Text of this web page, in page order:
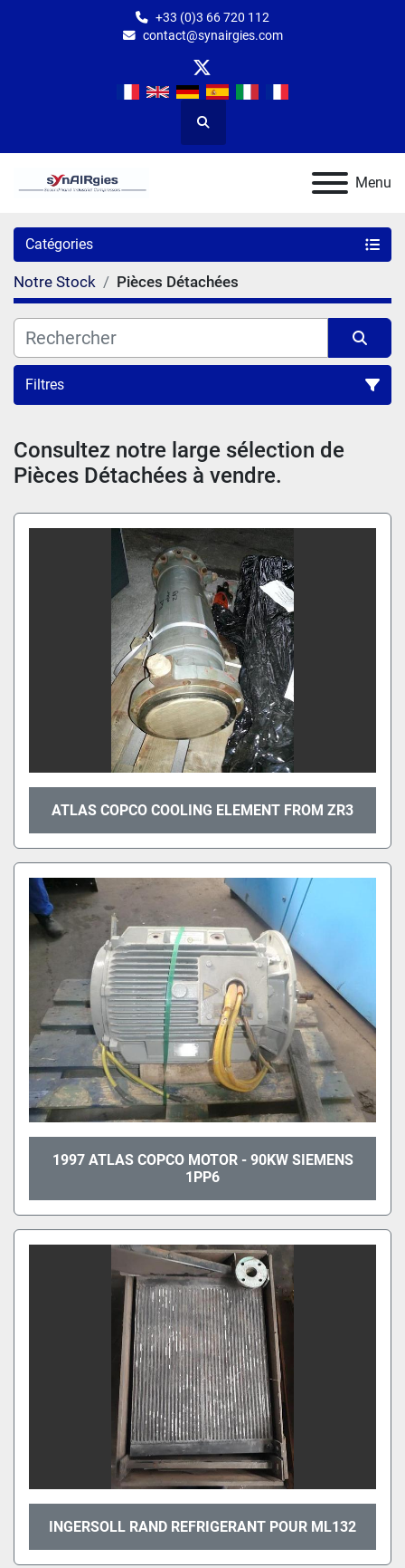
+33 (0)3 66 720 112
contact@synairgies.com
twitter
Rechercher
Menu
Catégories
Notre Stock Pièces Détachées
Filtres
Trier par
Consultez notre large sélection de
Pièces Détachées à vendre.
ATLAS COPCO COOLING ELEMENT FROM ZR3
1997 ATLAS COPCO MOTOR - 90KW SIEMENS
1PP6
INGERSOLL RAND REFRIGERANT POUR ML132